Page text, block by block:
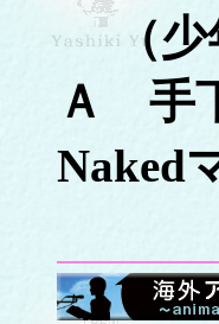
（少
Ａ 手
Naked